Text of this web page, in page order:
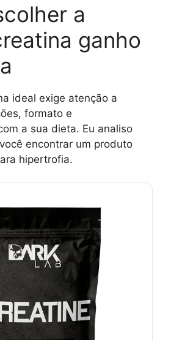
a
ganho
ideal exige atenção a
formato e
a sua dieta. Eu analiso
encontrar um produto
hipertrofia.